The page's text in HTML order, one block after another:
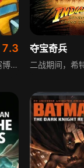
7.3
2005年，霸天虎占领塞博特恩，汽车人在卫星建基地反击。霸天虎突袭地球汽车人城，擎天柱赶回决斗重伤，将领导模块传予通天晓后离世。威震天被改造成惊破天，夺权后追汽车人、夺能源宝，却遭宇宙大帝反击。最终汽车人团结抗敌，热破变身补天士击败宇宙大帝，成为新领袖。
夺宝奇兵